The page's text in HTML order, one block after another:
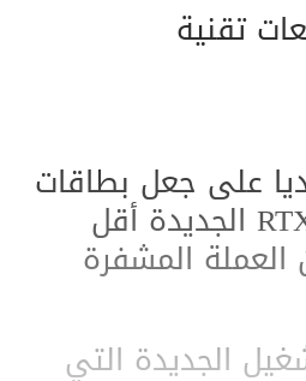
تقنية
على جعل بطاقات
الرسومات RTX 3060 الجديدة أقل
المشفرة
الجديدة التي